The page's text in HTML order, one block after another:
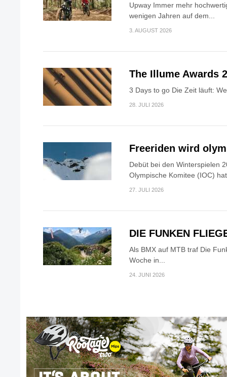
Upway Immer mehr
wenigen Jahren auf dem...
3. AUGUST 2026
The Illume Awards
3 Days to go Die Zeit läuft:
28. JULI 2026
Freeriden wird
Debüt bei den Winterspielen
Olympische Komitee (IOC)
27. JULI 2026
DIE FUNKEN
Als BMX auf MTB traf Die
Woche in...
24. JUNI 2026